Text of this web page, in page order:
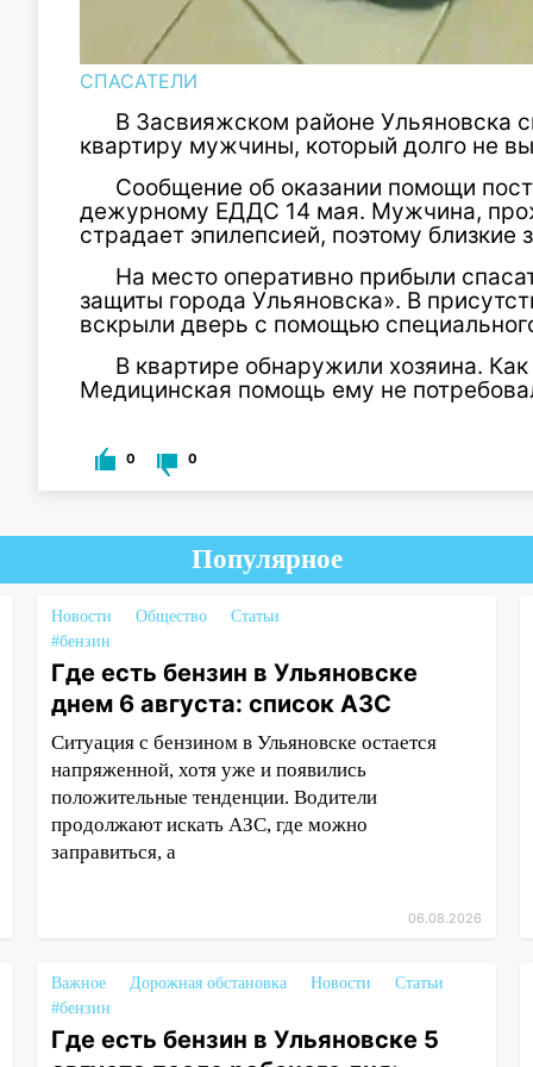
СПАСАТЕЛИ
В Засвияжском районе Ульяновска
квартиру мужчины, который долго не
Сообщение об оказании помощи
дежурному ЕДДС 14 мая. Мужчина,
страдает эпилепсией, поэтому близкие
На место оперативно прибыли
защиты города Ульяновска». В
вскрыли дверь с помощью
В квартире обнаружили хозяина.
Медицинская помощь ему не
0 0
Популярное
Новости Общество
Статьи
#бензин
Где есть бензин в Ульяновске
днем 6 августа: список АЗС
Ситуация с бензином в Ульяновске остается
напряженной, хотя уже и появились
положительные тенденции. Водители
продолжают искать АЗС, где можно
заправиться, а
06.08.2026
Важное Дорожная обстановка Новости
Статьи
#бензин
Где есть бензин в Ульяновске 5